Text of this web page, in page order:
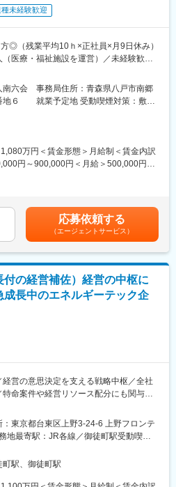
。柔軟な対応力や高い事務処理能力な
す。
、公共交通機関・自家用車通勤いずれ
厚生制度、社宅・単身赴任手当、退職金
完全週休二日制・年間休日124日でワ
：
有し、従業員の働きやすさと成長を大
ています。多様な分野での経験を活か
きる環境が整っています。
業務
種未経験歓迎
◎（残業平均10ｈ×正社員×月9日休み）
（医療・福祉施設を運営）／未経験歓
、当法人全体の業務がスムーズに遂行
面からサポートしていただきます。
助
ール管理など
り（土、日曜日の同行を含む）
、Excel）があれば、秘書の経験は不要
ので、プライベートな時間も大切にし
です。ワークライフバランスを重視す
運営：
人保健施設・デイケアセンター・グル
テーション・へルパーステーションを経
献しています。
・福祉施設を運営しております。
南六会 事務局住所：青森県八戸市南郷
地６ 就業予定地 受動喫煙対策：敷地
社の定める事業所
万円＜賃金形態＞月給制＜賃金内訳
円～900,000円＜月給＞500,000円～
す。月給(月額)は固定手当を含めた表記で
応募依頼する
（エージェントサービス）
付の経営補佐）経営の中枢に
成長中のエネルギーテック企
経営の意思決定を支える戦略中枢／全社
命案件や経営リソース配分にも関与／
働き方と充実の福利厚生】
営の意思決定を支える「社長室長」とし
案、社内外の調整、特命事項への対応な
岐にわたる業務を担っていただきま
ピード感と柔軟性を持って動ける方を歓
：東京都台東区上野3-24-6 上野フロンテ
地最寄駅：JR各線／御徒町駅受動喫煙
範囲：会社の定める事業所
町駅、御徒町駅